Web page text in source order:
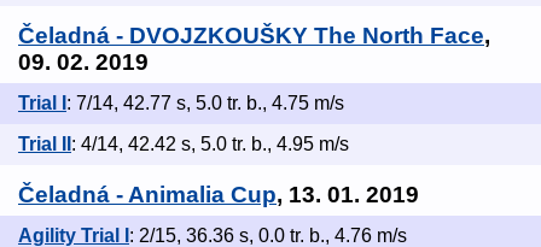
Čeladná - DVOJZKOUŠKY The North Face,
09. 02. 2019
Trial I : 7/14, 42.77 s, 5.0 tr. b., 4.75 m/s
Trial II : 4/14, 42.42 s, 5.0 tr. b., 4.95 m/s
Čeladná - Animalia Cup, 13. 01. 2019
Agility Trial I : 2/15, 36.36 s, 0.0 tr. b., 4.76 m/s